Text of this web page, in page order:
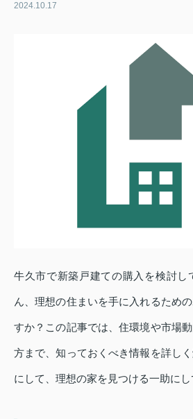
2024.10.17
牛久市で新築戸建ての購入を検討し
ん、理想の住まいを手に入れるため
すか？この記事では、住環境や市場
方まで、知っておくべき情報を詳し
にして、理想の家を見つける一助にし